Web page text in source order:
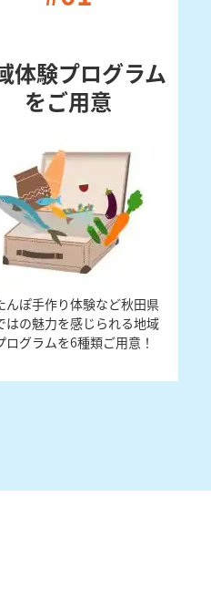
体験プログラム
をご用意
んぽ手作り体験など秋田県
はの魅力を感じられる地域
ログラムを6種類ご用意！